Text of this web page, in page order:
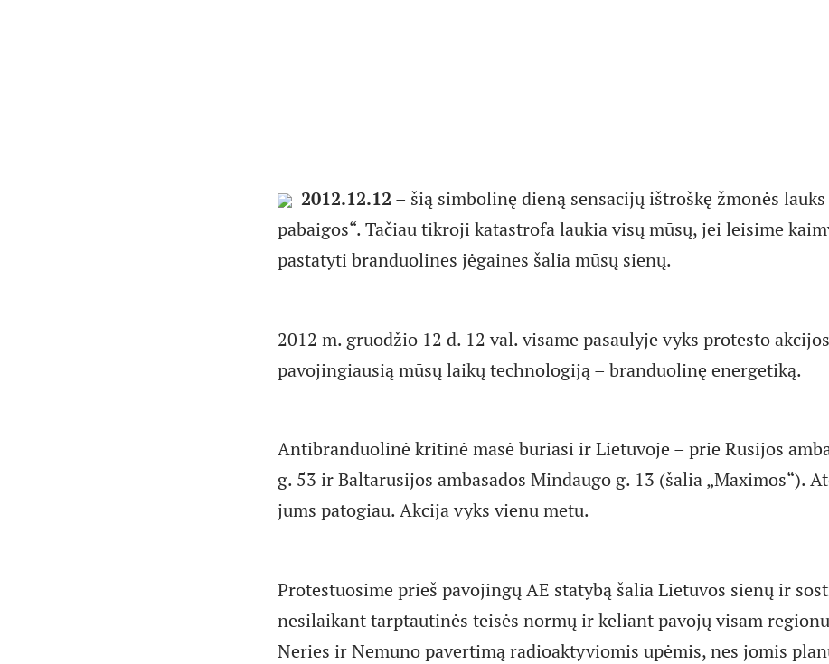
2012.12.12 – šią simbolinę dieną sensacijų ištroškę žmonės lauks
pabaigos“. Tačiau tikroji katastrofa laukia visų mūsų, jei leisime
pastatyti branduolines jėgaines šalia mūsų sienų.
2012 m. gruodžio 12 d. 12 val. visame pasaulyje vyks protesto
pavojingiausią mūsų laikų technologiją – branduolinę energetiką.
Antibranduolinė kritinė masė buriasi ir Lietuvoje – prie Rusijos
g. 53 ir Baltarusijos ambasados Mindaugo g. 13 (šalia „Maximos“).
jums patogiau. Akcija vyks vienu metu.
Protestuosime prieš pavojingų AE statybą šalia Lietuvos sienų ir
nesilaikant tarptautinės teisės normų ir keliant pavojų visam
Neries ir Nemuno pavertimą radioaktyviomis upėmis, nes jomis